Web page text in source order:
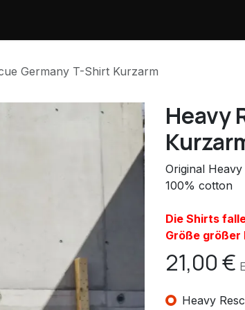
Germany T-Shirt Kurzarm
Heavy
Original
100% cotton
Die Shirts
Größe größer
21,00€
Heavy